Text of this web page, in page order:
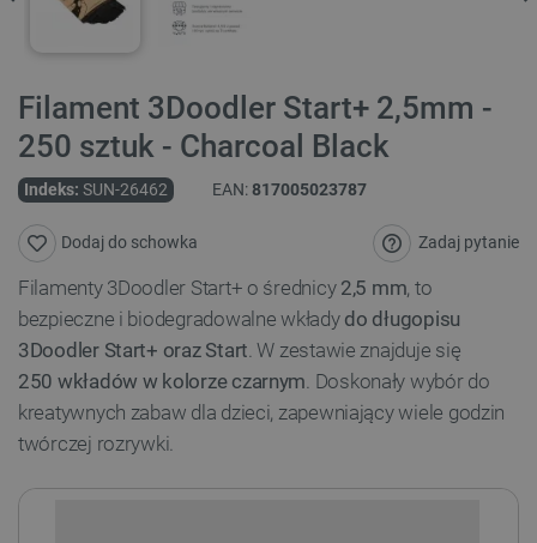
Filament 3Doodler Start+ 2,5mm -
250 sztuk - Charcoal Black
Indeks: SUN-26462 EAN:817005023787
Zadaj pytanie
Dodaj do schowka
Filamenty 3Doodler Start+ o średnicy 2,5 mm, to
bezpieczne i biodegradowalne wkłady do długopisu
3Doodler Start+ oraz Start. W zestawie znajduje się
250 wkładów w kolorze czarnym. Doskonały wybór do
kreatywnych zabaw dla dzieci, zapewniający wiele godzin
twórczej rozrywki.